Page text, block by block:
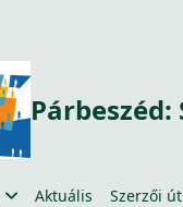
Aktuális Szerzői